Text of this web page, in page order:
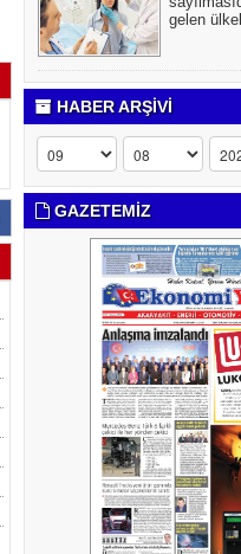
gelen
HABER ARŞİVİ
GAZETEMİZ